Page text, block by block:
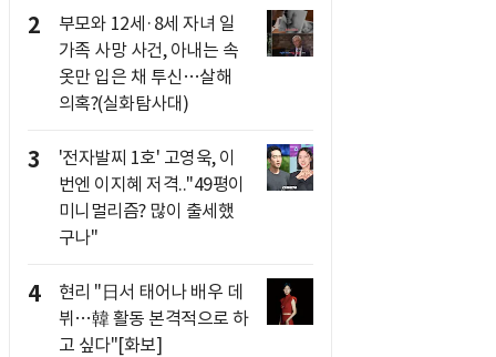
2
부모와 12세·8세 자녀 일
가족 사망 사건, 아내는 속
옷만 입은 채 투신…살해
의혹?(실화탐사대)
3
'전자발찌 1호' 고영욱, 이
번엔 이지혜 저격.."49평이
미니멀리즘? 많이 출세했
구나"
4
현리 "日서 태어나 배우 데
뷔…韓 활동 본격적으로 하
고 싶다"[화보]